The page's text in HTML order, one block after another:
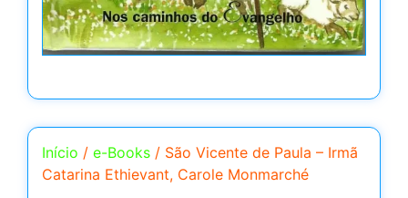
Início / e-Books / São Vicente de Paula – Irmã
Catarina Ethievant, Carole Monmarché